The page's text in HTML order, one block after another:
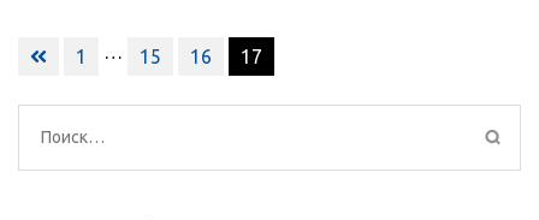
Навигация
записям
1 … 15 16 17
Найти: